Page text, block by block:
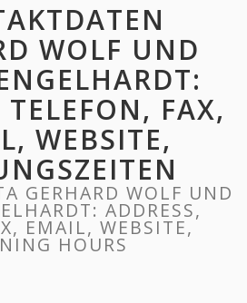
WOLF UND
TELEFON, FAX,
WEBSITE,
GERHARD WOLF UND
ADDRESS,
EMAIL, WEBSITE,
HOURS